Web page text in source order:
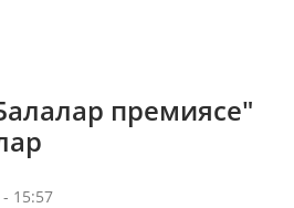
премиясе"
15:57